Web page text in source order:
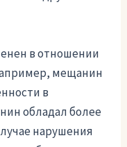
в отношении
мещанин
в
обладал более
нарушения